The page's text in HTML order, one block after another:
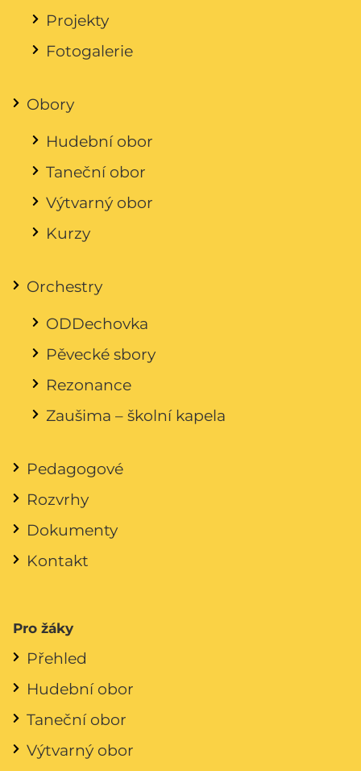
Projekty
Fotogalerie
Obory
Hudební obor
Taneční obor
Výtvarný obor
Kurzy
Orchestry
ODDechovka
Pěvecké sbory
Rezonance
Zaušima – školní kapela
Pedagogové
Rozvrhy
Dokumenty
Kontakt
Pro žáky
Přehled
Hudební obor
Taneční obor
Výtvarný obor